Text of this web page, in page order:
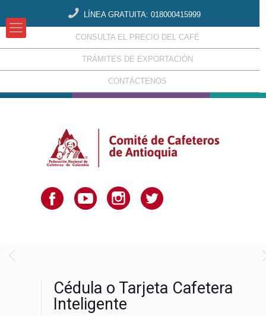
LÍNEA GRATUITA: 018000415999
CONSULTA EL PRECIO DEL CAFÉ
TRÁMITES DE EXPORTACIÓN
CONTÁCTENOS
Cédula o Tarjeta Cafetera
Inteligente